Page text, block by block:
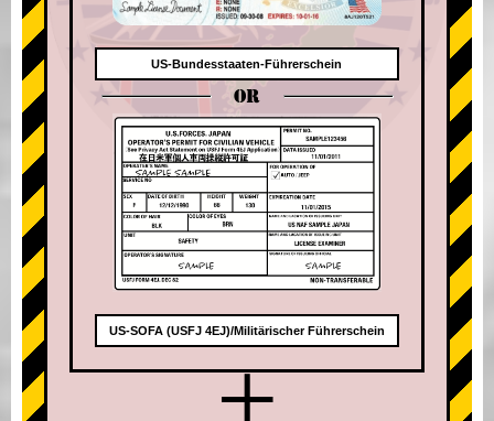
US-Bundesstaaten-Führerschein
OR
US-SOFA (USFJ 4EJ)/Militärischer Führerschein